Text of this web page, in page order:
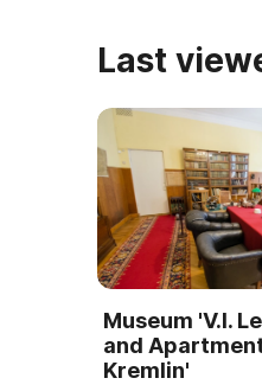
Last
Museum 'V.I.
and
Kremlin'